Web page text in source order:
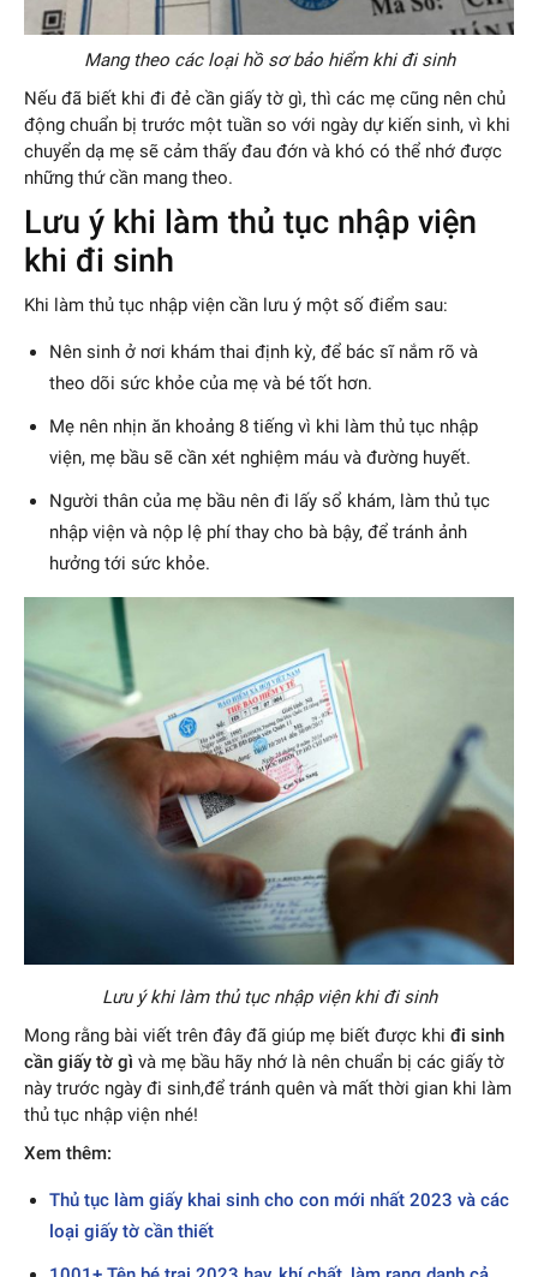
Mang theo các loại hồ sơ bảo hiểm khi đi sinh
Nếu đã biết khi đi đẻ cần giấy tờ gì, thì các mẹ cũng nên chủ
động chuẩn bị trước một tuần so với ngày dự kiến sinh, vì khi
chuyển dạ mẹ sẽ cảm thấy đau đớn và khó có thể nhớ được
những thứ cần mang theo.
Lưu ý khi làm thủ tục nhập viện
khi đi sinh
Khi làm thủ tục nhập viện cần lưu ý một số điểm sau:
Nên sinh ở nơi khám thai định kỳ, để bác sĩ nắm rõ và
theo dõi sức khỏe của mẹ và bé tốt hơn.
Mẹ nên nhịn ăn khoảng 8 tiếng vì khi làm thủ tục nhập
viện, mẹ bầu sẽ cần xét nghiệm máu và đường huyết.
Người thân của mẹ bầu nên đi lấy sổ khám, làm thủ tục
nhập viện và nộp lệ phí thay cho bà bậy, để tránh ảnh
hưởng tới sức khỏe.
Lưu ý khi làm thủ tục nhập viện khi đi sinh
Mong rằng bài viết trên đây đã giúp mẹ biết được khi đi sinh
cần giấy tờ gì và mẹ bầu hãy nhớ là nên chuẩn bị các giấy tờ
này trước ngày đi sinh,để tránh quên và mất thời gian khi làm
thủ tục nhập viện nhé!
Xem thêm:
Thủ tục làm giấy khai sinh cho con mới nhất 2023 và các
loại giấy tờ cần thiết